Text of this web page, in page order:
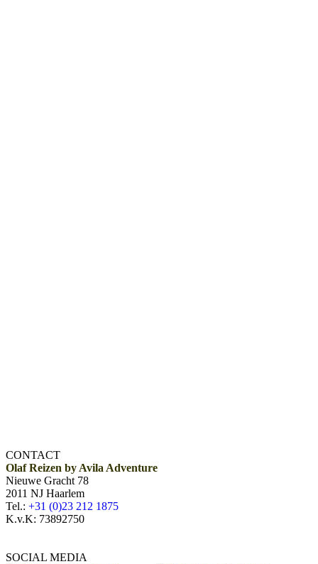
CONTACT
Olaf Reizen by Avila Adventure
Nieuwe Gracht 78
2011 NJ Haarlem
Tel.: +31 (0)23 212 1875
K.v.K: 73892750
SOCIAL MEDIA